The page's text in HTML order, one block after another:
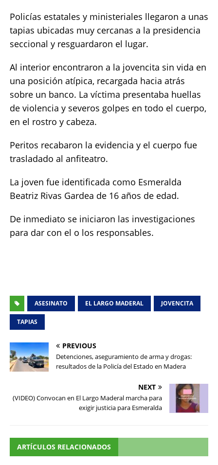
Policías estatales y ministeriales llegaron a unas
tapias ubicadas muy cercanas a la presidencia
seccional y resguardaron el lugar.
Al interior encontraron a la jovencita sin vida en
una posición atípica, recargada hacia atrás
sobre un banco. La víctima presentaba huellas
de violencia y severos golpes en todo el cuerpo,
en el rostro y cabeza.
Peritos recabaron la evidencia y el cuerpo fue
trasladado al anfiteatro.
La joven fue identificada como Esmeralda
Beatriz Rivas Gardea de 16 años de edad.
De inmediato se iniciaron las investigaciones
para dar con el o los responsables.
ASESINATO EL LARGO MADERAL JOVENCITA
TAPIAS
PREVIOUS
Detenciones, aseguramiento de arma y drogas:
resultados de la Policía del Estado en Madera
NEXT
(VIDEO) Convocan en El Largo Maderal marcha para
exigir justicia para Esmeralda
ARTÍCULOS RELACIONADOS